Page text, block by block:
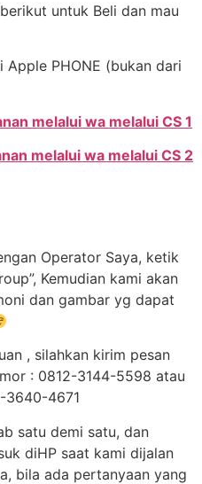
untuk Beli dan mau
PHONE (bukan dari
melalui wa melalui CS 1
melalui wa melalui CS 2
Operator Saya, ketik
Kemudian kami akan
dan gambar yg dapat
, silahkan kirim pesan
: 0812-3144-5598 atau
3640-4671
satu demi satu, dan
diHP saat kami dijalan
bila ada pertanyaan yang